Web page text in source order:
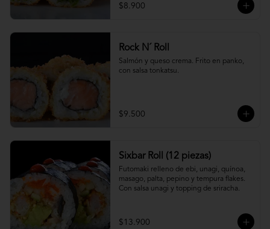
$8.900
Rock N´ Roll
Salmón y queso crema. Frito en panko,
con salsa tonkatsu.
$9.500
Sixbar Roll (12 piezas)
Futomaki relleno de ebi, unagi, quínoa,
masago, palta, pepino y tempura flakes.
Con salsa unagi y topping de sriracha.
$13.900